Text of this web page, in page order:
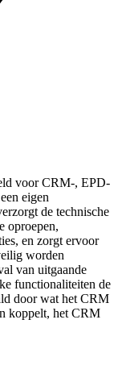
voor CRM-, EPD-
eigen
de technische
oproepen,
en zorgt ervoor
worden
van uitgaande
functionaliteiten de
door wat het CRM
koppelt, het CRM